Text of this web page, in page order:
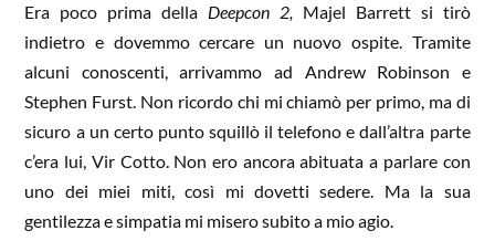
Era poco prima della Deepcon 2,Majel Barrett si tirò
indietro e dovemmo cercare un nuovo ospite. Tramite
alcuni conoscenti, arrivammo ad Andrew Robinson e
Stephen Furst. Non ricordo chi mi chiamò per primo, ma di
sicuro a un certo punto squillò il telefono e dall’altra parte
c’era lui, Vir Cotto. Non ero ancora abituata a parlare con
uno dei miei miti, così mi dovetti sedere. Ma la sua
gentilezza e simpatia mi misero subito a mio agio.